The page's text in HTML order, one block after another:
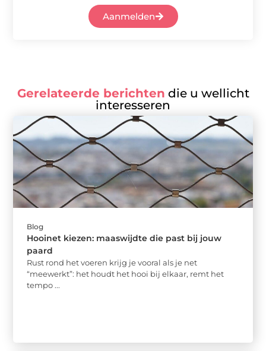
Aanmelden
Gerelateerde berichten die u wellicht
interesseren
Blog
Hooinet kiezen: maaswijdte die past bij jouw
paard
Rust rond het voeren krijg je vooral als je net
“meewerkt”: het houdt het hooi bij elkaar, remt het
tempo ...